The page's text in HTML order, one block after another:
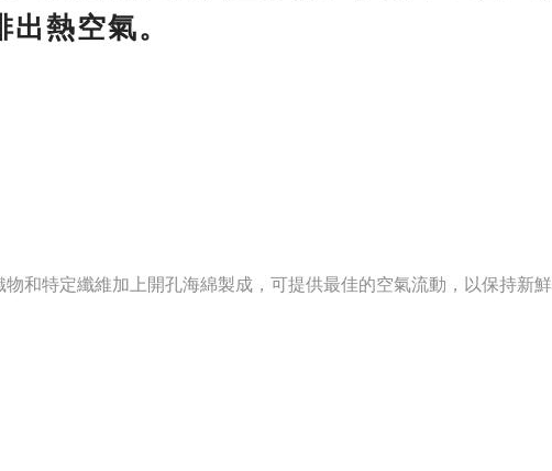
熱空氣。
和特定纖維加上開孔海綿製成，可提供最佳的空氣流動，以保持新鮮